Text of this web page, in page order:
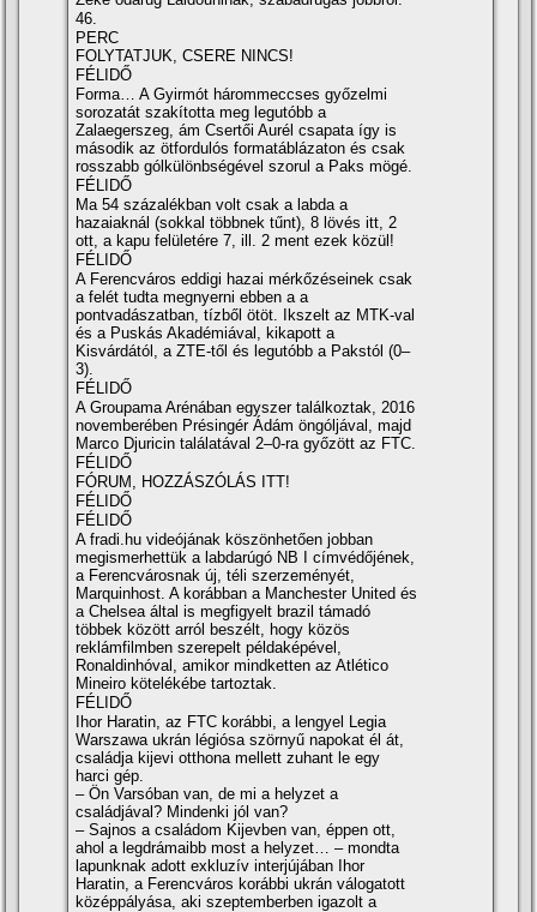
46.
PERC
FOLYTATJUK, CSERE NINCS!
FÉLIDŐ
Forma… A Gyirmót hárommeccses győzelmi
sorozatát szakította meg legutóbb a
Zalaegerszeg, ám Csertői Aurél csapata így is
második az ötfordulós formatáblázaton és csak
rosszabb gólkülönbségével szorul a Paks mögé.
FÉLIDŐ
Ma 54 százalékban volt csak a labda a
hazaiaknál (sokkal többnek tűnt), 8 lövés itt, 2
ott, a kapu felületére 7, ill. 2 ment ezek közül!
FÉLIDŐ
A Ferencváros eddigi hazai mérkőzéseinek csak
a felét tudta megnyerni ebben a a
pontvadászatban, tízből ötöt. Ikszelt az MTK-val
és a Puskás Akadémiával, kikapott a
Kisvárdától, a ZTE-től és legutóbb a Pakstól (0–
3).
FÉLIDŐ
A Groupama Arénában egyszer találkoztak, 2016
novemberében Présingér Ádám öngóljával, majd
Marco Djuricin találatával 2–0-ra győzött az FTC.
FÉLIDŐ
FÓRUM, HOZZÁSZÓLÁS ITT!
FÉLIDŐ
FÉLIDŐ
A fradi.hu videójának köszönhetően jobban
megismerhettük a labdarúgó NB I címvédőjének,
a Ferencvárosnak új, téli szerzeményét,
Marquinhost. A korábban a Manchester United és
a Chelsea által is megfigyelt brazil támadó
többek között arról beszélt, hogy közös
reklámfilmben szerepelt példaképével,
Ronaldinhóval, amikor mindketten az Atlético
Mineiro kötelékébe tartoztak.
FÉLIDŐ
Ihor Haratin, az FTC korábbi, a lengyel Legia
Warszawa ukrán légiósa szörnyű napokat él át,
családja kijevi otthona mellett zuhant le egy
harci gép.
– Ön Varsóban van, de mi a helyzet a
családjával? Mindenki jól van?
– Sajnos a családom Kijevben van, éppen ott,
ahol a legdrámaibb most a helyzet… – mondta
lapunknak adott exkluzív interjújában Ihor
Haratin, a Ferencváros korábbi ukrán válogatott
középpályása, aki szeptemberben igazolt a